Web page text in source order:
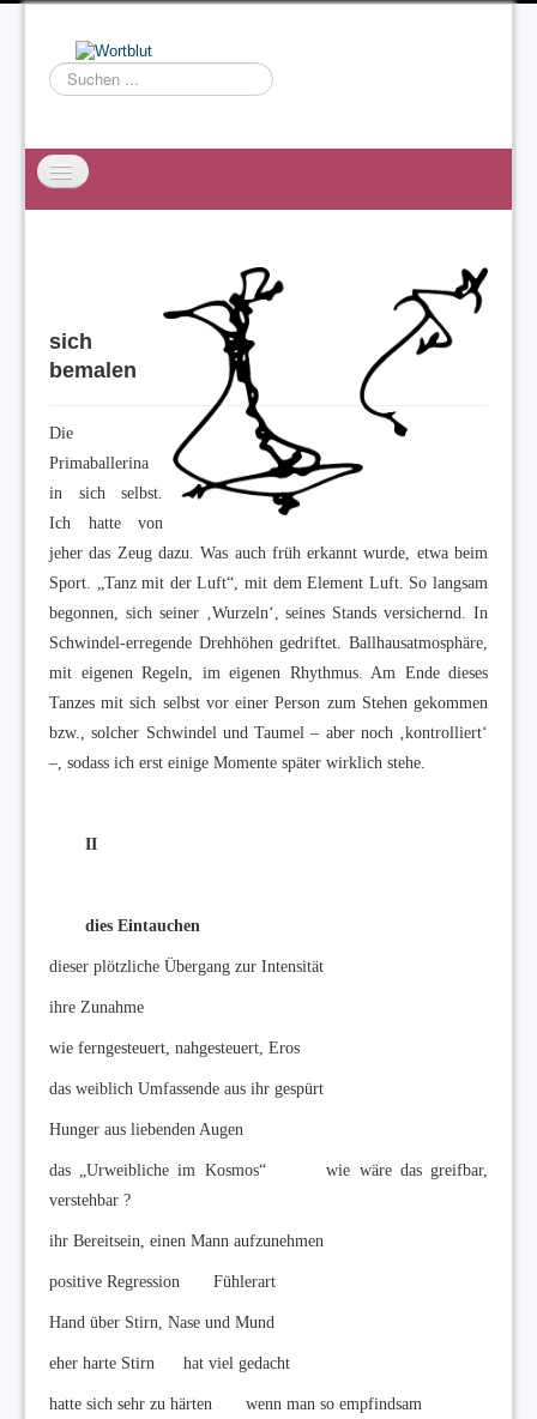
Suchen
...
Acta Litterarum
sich
bemalen
Die
Primaballerina
in sich selbst.
Ich hatte von
jeher das Zeug dazu. Was auch früh erkannt wurde, etwa beim
Sport. „Tanz mit der Luft“, mit dem Element Luft. So langsam
begonnen, sich seiner ‚Wurzeln‘, seines Stands versichernd. In
Schwindel-erregende Drehhöhen gedriftet. Ballhausatmosphäre,
mit eigenen Regeln, im eigenen Rhythmus. Am Ende dieses
Tanzes mit sich selbst vor einer Person zum Stehen gekommen
bzw., solcher Schwindel und Taumel – aber noch ‚kontrolliert‘
–, sodass ich erst einige Momente später wirklich stehe.
II
dies Eintauchen
dieser plötzliche Übergang zur Intensität
ihre Zunahme
wie ferngesteuert, nahgesteuert, Eros
das weiblich Umfassende aus ihr gespürt
Hunger aus liebenden Augen
das „Urweibliche im Kosmos“ wie wäre das greifbar,
verstehbar ?
ihr Bereitsein, einen Mann aufzunehmen
positive Regression Fühlerart
Hand über Stirn, Nase und Mund
eher harte Stirn hat viel gedacht
hatte sich sehr zu härten wenn man so empfindsam